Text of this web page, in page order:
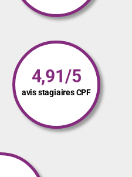
4,91/5
avis stagiaires CPF